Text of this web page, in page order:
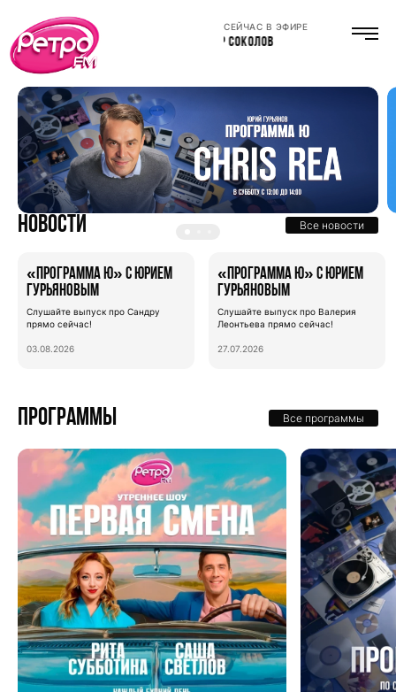
СЕЙЧАС В ЭФИРЕ
ТИМУР СОКОЛОВ
Новости Все новости
«Программа Ю» с Юрием
Гурьяновым
Слушайте выпуск про Сандру
прямо сейчас!
03.08.2026
«Программа Ю» с Юрием
Гурьяновым
Слушайте выпуск про Валерия
Леонтьева прямо сейчас!
27.07.2026
Программы Все программы